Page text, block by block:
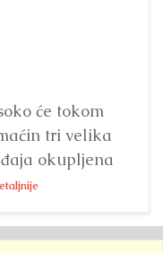
će tokom
tri velika
okupljena